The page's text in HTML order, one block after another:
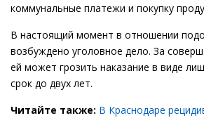
коммунальные платежи и покупку
В настоящий момент в отношении
возбуждено уголовное дело. За
ей может грозить наказание в виде
срок до двух лет.
Читайте также: В Краснодаре